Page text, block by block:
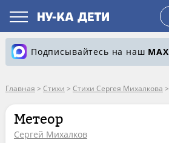
Подписывайтесь на наш MAX
Главная > Стихи > Стихи Сергея Михалкова >
Метеор
Сергей Михалков